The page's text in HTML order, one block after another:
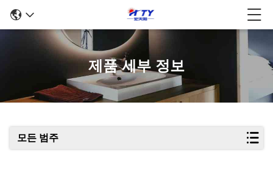
제품 세부 정보
모든 범주